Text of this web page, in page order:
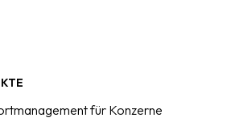
für Konzerne